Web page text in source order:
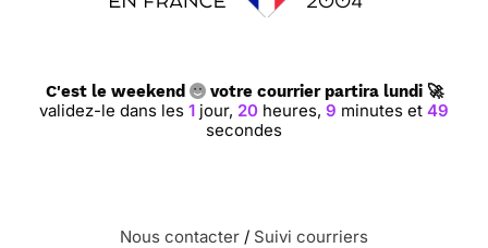
C'est le weekend votre courrier partira lundi 🚀
validez-le dans les 1 jour, 20 heures, 9 minutes et 49
secondes
Nous contacter / Suivi courriers